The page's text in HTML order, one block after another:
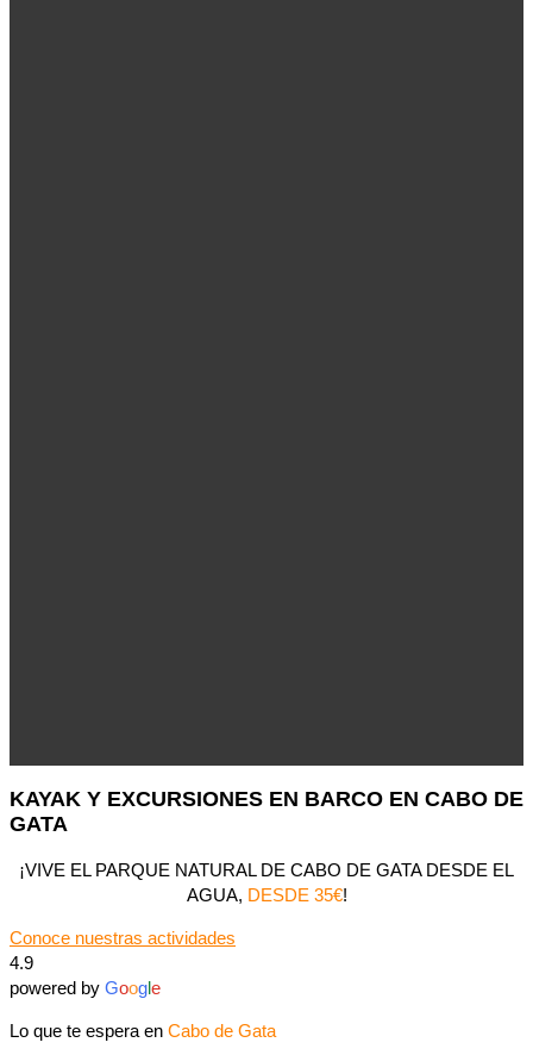
KAYAK Y EXCURSIONES EN BARCO EN CABO DE
GATA
¡VIVE EL PARQUE NATURAL DE CABO DE GATA DESDE EL
AGUA, DESDE 35€!
Conoce nuestras actividades
4.9
powered by Google
Lo que te espera en Cabo de Gata